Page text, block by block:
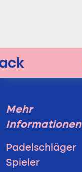
Mehr
Informationen
Padelschläger
Spieler